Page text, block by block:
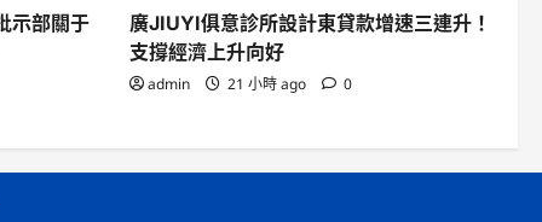
示部關于
廣JIUYI俱意診所設計東貸款增速三連升！
支撐經濟上升向好
admin 21 小時 ago 0